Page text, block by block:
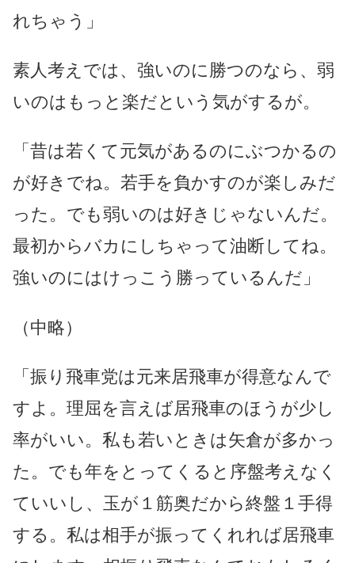
れちゃう」
素人考えでは、強いのに勝つのなら、弱
いのはもっと楽だという気がするが。
「昔は若くて元気があるのにぶつかるの
が好きでね。若手を負かすのが楽しみだ
った。でも弱いのは好きじゃないんだ。
最初からバカにしちゃって油断してね。
強いのにはけっこう勝っているんだ」
（中略）
「振り飛車党は元来居飛車が得意なんで
すよ。理屈を言えば居飛車のほうが少し
率がいい。私も若いときは矢倉が多かっ
た。でも年をとってくると序盤考えなく
ていいし、玉が１筋奥だから終盤１手得
する。私は相手が振ってくれれば居飛車